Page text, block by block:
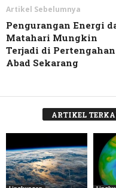
Artikel Sebelumnya
Pengurangan Energi
Matahari Mungkin
Terjadi di Pertengahan
Abad Sekarang
ARTIKEL